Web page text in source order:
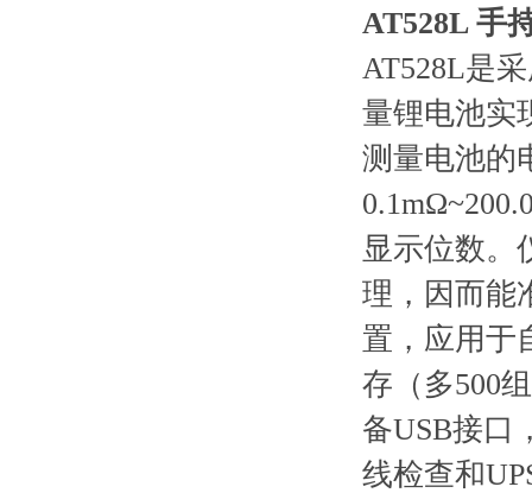
AT528L 手
AT528L是
量锂电池实
测量电池的
显示位数。
理，因而能
置，应用于
存（多500
备USB接口
线检查和